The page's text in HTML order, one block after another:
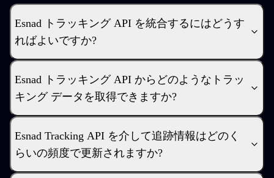
Esnad トラッキング API を統合するにはどうす
ればよいですか?
Esnad トラッキング API からどのようなトラッ
キング データを取得できますか?
Esnad Tracking API を介して追跡情報はどのく
らいの頻度で更新されますか?